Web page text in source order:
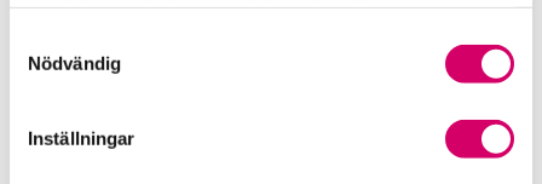
Nödvändig
Inställningar
0766-48 88 41
Affärsrådgivare